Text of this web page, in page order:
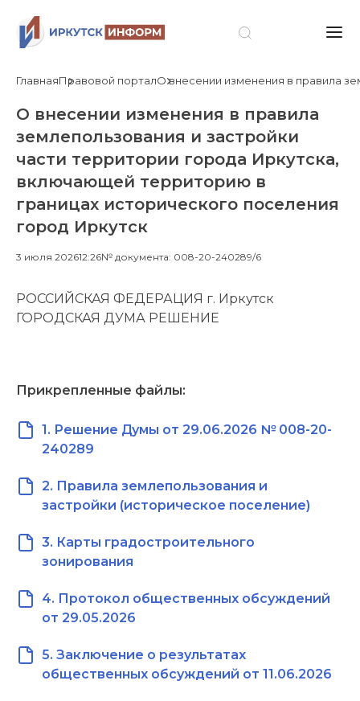
ГлавнаяПравовой порталО внесении изменения в правила
О внесении изменения в правила
землепользования и застройки
части территории города Иркутска,
включающей территорию в
границах исторического поселения
город Иркутск
3 июля 202612:26№ документа: 008-20-240289/6
РОССИЙСКАЯ ФЕДЕРАЦИЯ г. Иркутск
ГОРОДСКАЯ ДУМА РЕШЕНИЕ
Прикрепленные файлы:
1. Решение Думы от 29.06.2026 № 008-20-
240289
2. Правила землепользования и
застройки (историческое поселение)
3. Карты градостроительного
зонирования
4. Протокол общественных обсуждений
от 29.05.2026
5. Заключение о результатах
общественных обсуждений от 11.06.2026